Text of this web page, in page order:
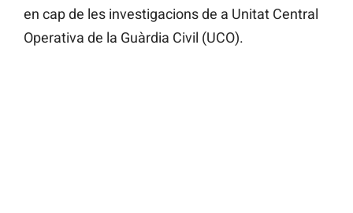
en cap de les investigacions de a Unitat Central
Operativa de la Guàrdia Civil (UCO).